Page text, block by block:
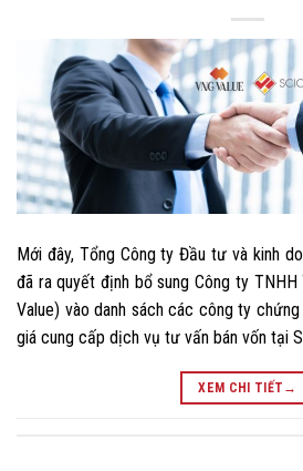
Mới đây, Tổng Công ty Đầu tư và kinh
đã ra quyết định bổ sung Công ty TNHH
Value) vào danh sách các công ty
giá cung cấp dịch vụ tư vấn bán vốn tại
XEM CHI TIẾT →